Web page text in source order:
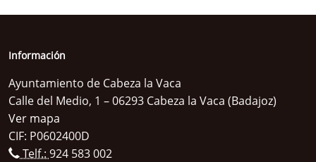
Información
Ayuntamiento de Cabeza la Vaca
Calle del Medio, 1 – 06293 Cabeza la Vaca (Badajoz)
Ver mapa
CIF: P0602400D
Telf.: 924 583 002